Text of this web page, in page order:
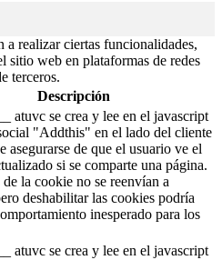
realizar ciertas funcionalidades,
sitio web en plataformas de redes
terceros.
Descripción
atuvc se crea y lee en el javascript
"Addthis" en el lado del cliente
asegurarse de que el usuario ve el
si se comparte una página.
de la cookie no se reenvían a
deshabilitar las cookies podría
inesperado para los
atuvc se crea y lee en el javascript